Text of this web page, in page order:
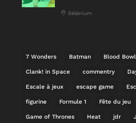
Sélénium
7 Wonders Batman Blood Bowl
Clank! in Space commentry
Escale à jeux escape game
figurine Formule 1 Fête du jeu
Game of Thrones Heat jdr